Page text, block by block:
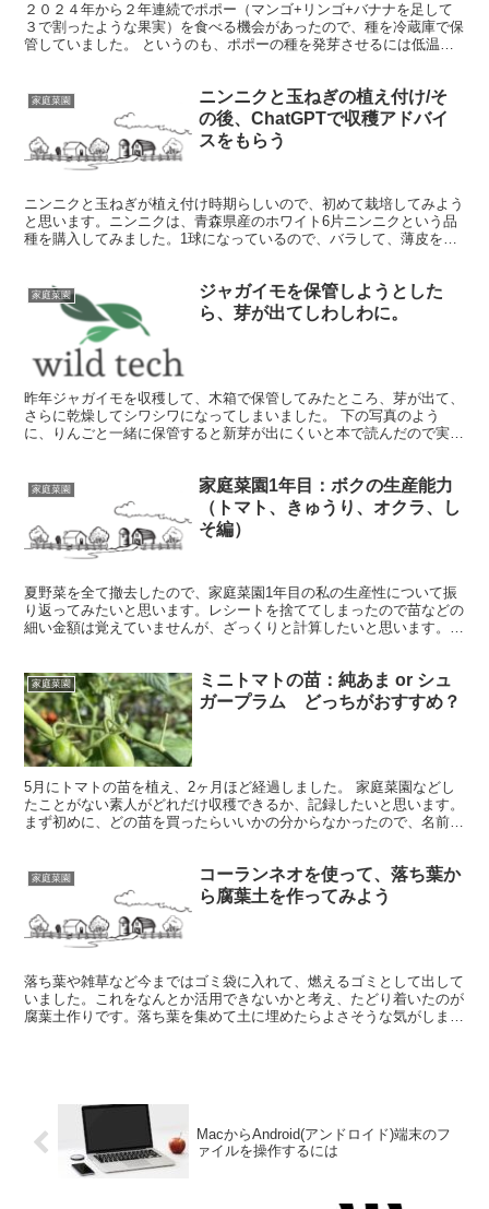
２０２４年から２年連続でポポー（マンゴ+リンゴ+バナナを足して
３で割ったような果実）を食べる機会があったので、種を冷蔵庫で保
管していました。 というのも、ポポーの種を発芽させるには低温処
家庭菜園
ニンニクと玉ねぎの植え付け/そ
の後、ChatGPTで収穫アドバイ
スをもらう
ニンニクと玉ねぎが植え付け時期らしいので、初めて栽培してみよう
と思います。ニンニクは、青森県産のホワイト6片ニンニクという品
種を購入してみました。1球になっているので、バラして、薄皮を剥
家庭菜園
ジャガイモを保管しようとした
ら、芽が出てしわしわに。
昨年ジャガイモを収穫して、木箱で保管してみたところ、芽が出て、
さらに乾燥してシワシワになってしまいました。 下の写真のよう
に、りんごと一緒に保管すると新芽が出にくいと本で読んだので実践
家庭菜園
家庭菜園1年目：ボクの生産能力
（トマト、きゅうり、オクラ、し
そ編）
夏野菜を全て撤去したので、家庭菜園1年目の私の生産性について振
り返ってみたいと思います。レシートを捨ててしまったので苗などの
細い金額は覚えていませんが、ざっくりと計算したいと思います。
家庭菜園
ミニトマトの苗：純あま or シュ
ガープラム どっちがおすすめ？
5月にトマトの苗を植え、2ヶ月ほど経過しました。 家庭菜園などし
たことがない素人がどれだけ収穫できるか、記録したいと思います。
まず初めに、どの苗を買ったらいいかの分からなかったので、名前で
家庭菜園
コーランネオを使って、落ち葉か
ら腐葉土を作ってみよう
落ち葉や雑草など今まではゴミ袋に入れて、燃えるゴミとして出して
いました。これをなんとか活用できないかと考え、たどり着いたのが
腐葉土作りです。落ち葉を集めて土に埋めたらよさそうな気がします
MacからAndroid(アンドロイド)端末のフ
ァイルを操作するには